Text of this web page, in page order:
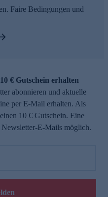
Faire Bedingungen und
€ Gutschein erhalten
abonnieren und aktuelle
per E-Mail erhalten. Als
10 € Gutschein. Eine
E-Mails möglich.